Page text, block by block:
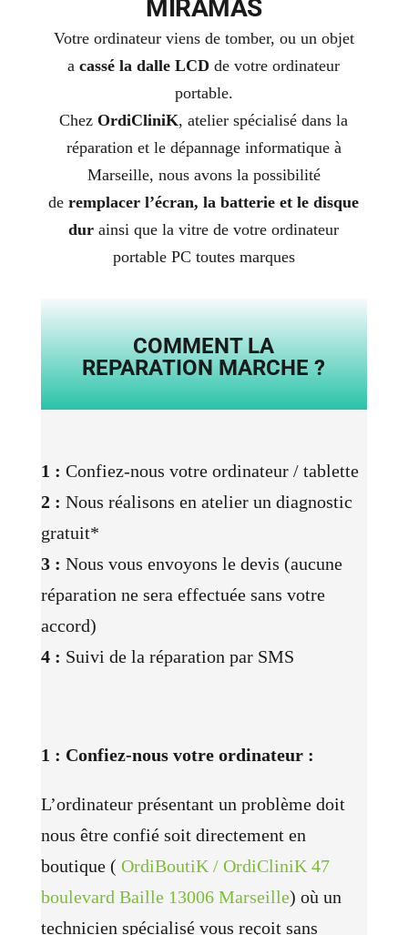
MIRAMAS
Votre ordinateur viens de tomber, ou un objet
acassé la dalle LCD de votre ordinateur
portable.
Chez OrdiCliniK, atelier spécialisé dans la
réparation et le dépannage informatique à
Marseille, nous avons la possibilité
deremplacer l’écran, la batterie et le disque
dur ainsi que la vitre de votre ordinateur
portable PC toutes marques
COMMENT LA
REPARATION MARCHE ?
1 : Confiez-nous votre ordinateur / tablette
2 : Nous réalisons en atelier un diagnostic
gratuit*
3 : Nous vous envoyons le devis (aucune
réparation ne sera effectuée sans votre
accord)
4 : Suivi de la réparation par SMS
1 : Confiez-nous votre ordinateur :
L’ordinateur présentant un problème doit
nous être confié soit directement en
boutique ( OrdiBoutiK / OrdiCliniK 47
boulevard Baille 13006 Marseille) où un
technicien spécialisé vous reçoit sans